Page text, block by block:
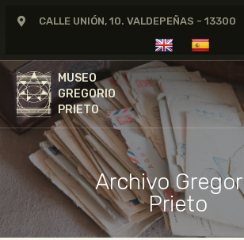
CALLE UNIÓN, 10. VALDEPEÑAS - 13300
MUSEO
GREGORIO
PRIETO
MUSEO
GREGORIO
PRIETO
GREGORIO PRIETO
MUSEO
ARCHIVO
CERTAMEN DE DIBUJO
FUNDACIÓN
Archivo
Prieto